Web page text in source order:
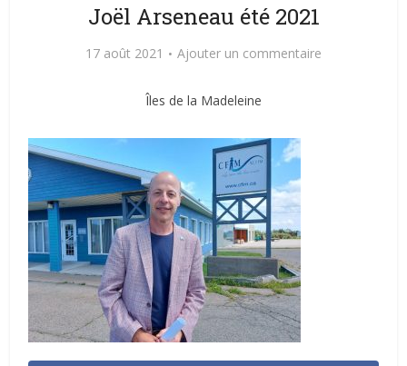
Joël Arseneau été 2021
17 août 2021 Ajouter un commentaire
Îles de la Madeleine